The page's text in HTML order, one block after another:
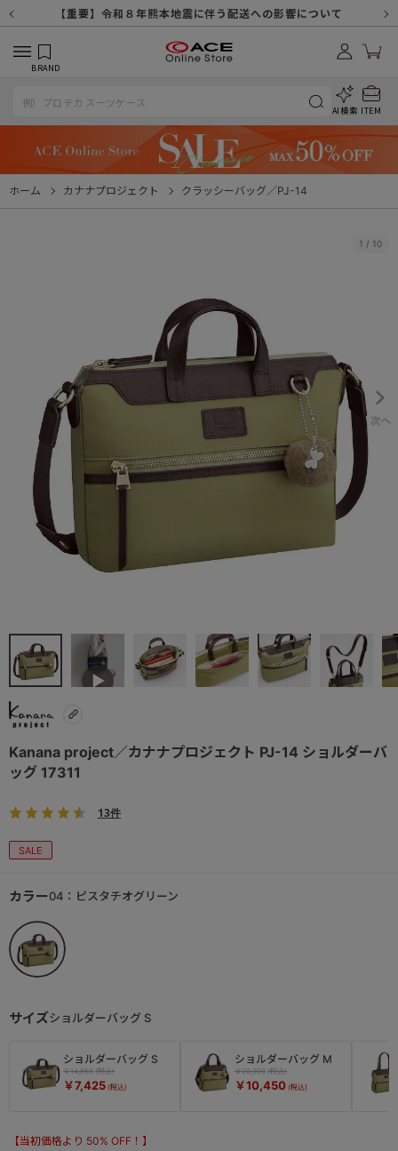
【重要】システムエラーによる出荷遅延につきまして
【重要】8/11（火・祝）休業及び配送スケジュールについて
【重要】令和８年熊本地震に伴う配送への影響について
【重要】納品書・領収書ペーパーレス化（電子化）のお知らせ
【重要】天候不良や交通状況・物量増等に伴う配送への影響について
【重要】悪質な詐欺サイトにご注意ください
【重要】各種メールが届かない場合に関しまして
【重要】お問い合わせのご対応に関しまして
【重要】SNSのなりすまし詐欺にご注意ください
BRAND
AI検索 ITEM
ホーム カナナプロジェクト クラッシーバッグ／PJ-14
1 / 10
Kanana project／カナナプロジェクト PJ-14 ショルダーバ
ッグ 17311
13件
SALE
【当初価格より 50% OFF！】
サイズショルダーバッグ S
ショルダーバッグ S
￥14,850
￥7,425
ショルダーバッグ M
￥20,900
￥10,450
カラー04：ピスタチオグリーン